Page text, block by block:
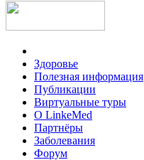
Здоровье
Полезная информация
Публикации
Виртуальные туры
О LinkeMed
Партнёры
Заболевания
Форум